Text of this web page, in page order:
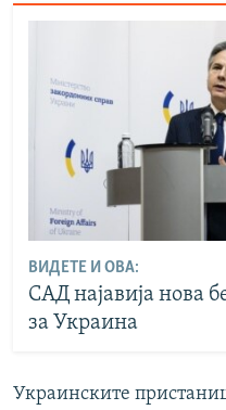
ВИДЕТЕ И ОВА:
САД најавија нова
за Украина
Украинските